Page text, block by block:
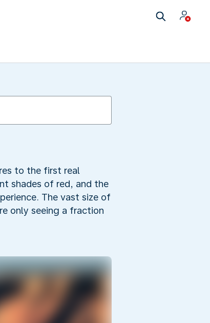
to the first real
shades of red, and the
The vast size of
only seeing a fraction